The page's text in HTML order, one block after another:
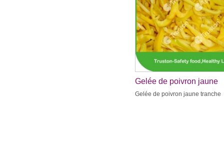
Gelée de poivron jaune
tranche
Gelée de poivron jaune tranche